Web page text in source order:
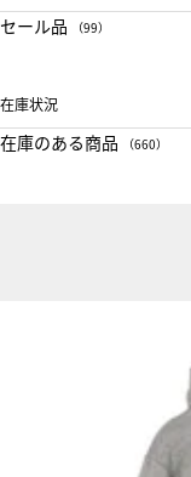
セール品 （99）
在庫状況
在庫のある商品 （660）